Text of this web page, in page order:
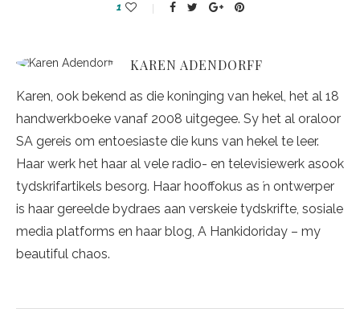
1
KAREN ADENDORFF
Karen, ook bekend as die koninging van hekel, het al 18
handwerkboeke vanaf 2008 uitgegee. Sy het al oraloor
SA gereis om entoesiaste die kuns van hekel te leer.
Haar werk het haar al vele radio- en televisiewerk asook
tydskrifartikels besorg. Haar hooffokus as ŉ ontwerper
is haar gereelde bydraes aan verskeie tydskrifte, sosiale
media platforms en haar blog, A Hankidoriday – my
beautiful chaos.